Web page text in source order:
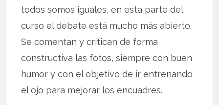
todos somos iguales, en esta parte del
curso el debate está mucho más abierto.
Se comentan y critican de forma
constructiva las fotos, siempre con buen
humor y con el objetivo de ir entrenando
el ojo para mejorar los encuadres.